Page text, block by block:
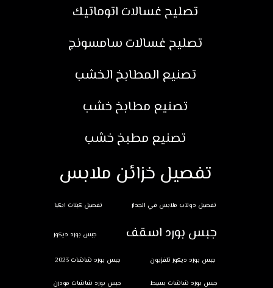
تصليح غسالات اتوماتيك
تصليح غسالات سامسونج
تصنيع المطابخ الخشب
تصنيع مطابخ خشب
تصنيع مطبخ خشب
تفصيل خزائن ملابس
تفصيل دولاب ملابس في الجدار تفصيل كبتات ايكيا
جبس بورد اسقف جبس بورد ديكور
جبس بورد ديكور تلفزيون جبس بورد شاشات 2023
جبس بورد شاشات بسيط جبس بورد شاشات مودرن